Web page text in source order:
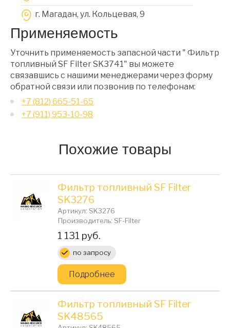
г. Магадан, ул. Кольцевая, 9
Применяемость
Уточнить применяемость запасной части " Фильтр
топливный SF Filter SK3741" вы можете
связавшись с нашими менеджерами через форму
обратной связи или позвонив по телефонам:
+7 (812) 665-51-65
+7 (911) 953-10-98
Похожие товары
Фильтр топливный SF Filter
SK3276
Артикул: SK3276
Производитель: SF-Filter
Цена:
1 131 руб.
по запросу
Подробнее
Фильтр топливный SF Filter
SK48565